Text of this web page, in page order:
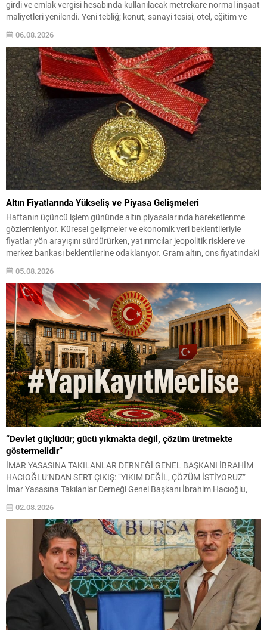
girdi ve emlak vergisi hesabında kullanılacak metrekare normal inşaat
maliyetleri yenilendi. Yeni tebliğ; konut, sanayi tesisi, otel, eğitim ve
sağlık yapıları gibi çok sayıda bina türünün esas alınacak maliyetlerini
belirliyor. Bu düzenlemeyle, 2027...
06.08.2026
Altın Fiyatlarında Yükseliş ve Piyasa Gelişmeleri
Haftanın üçüncü işlem gününde altın piyasalarında hareketlenme
gözlemleniyor. Küresel gelişmeler ve ekonomik veri beklentileriyle
fiyatlar yön arayışını sürdürürken, yatırımcılar jeopolitik risklere ve
merkez bankası beklentilerine odaklanıyor. Gram altın, ons fiyatındaki
artışın etkisiyle alım ağırlıklı bir seyir izliyor; güne önceki kapanışa göre
ciddi oranda yükselişle başladı. Gram ve Ons Altın Gram...
05.08.2026
“Devlet güçlüdür; gücü yıkmakta değil, çözüm üretmekte
göstermelidir”
İMAR YASASINA TAKILANLAR DERNEĞİ GENEL BAŞKANI İBRAHİM
HACIOĞLU’NDAN SERT ÇIKIŞ: “YIKIM DEĞİL, ÇÖZÜM İSTİYORUZ”
İmar Yasasına Takılanlar Derneği Genel Başkanı İbrahim Hacıoğlu,
gündeme taşıyarak, mevcut sorunların yalnızca yıkım kararlarıyla
çözülemeyeceğini belirtti. Hacıoğlu, tarım alanlarının korunması ile
vatandaşların mülkiyet haklarının güvence altına alınmasının
birbirine...
02.08.2026